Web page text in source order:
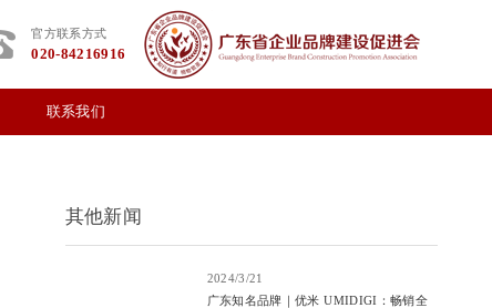
官方联系方式
020-84216916
联系我们
其他新闻
2024/3/21
广东知名品牌｜优米 UMIDIGI：畅销全